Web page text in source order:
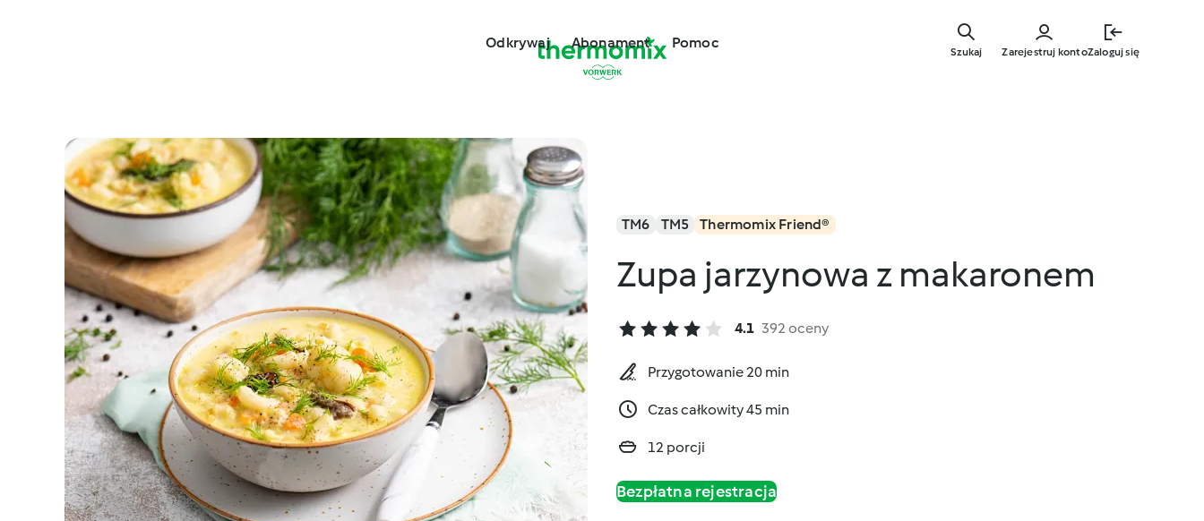
głównej
Odkrywaj Abonament Pomoc
Zarejestruj kontoZaloguj się
Szukaj
TM6 TM5 Thermomix Friend®
Zupa jarzynowa z makaronem
4.1 392 oceny
Przygotowanie 20 min
Czas całkowity 45 min
12 porcji
Bezpłatna rejestracja